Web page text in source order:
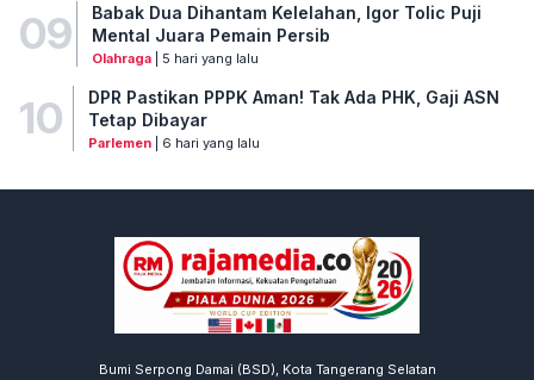
09
Babak Dua Dihantam Kelelahan, Igor Tolic Puji
Mental Juara Pemain Persib
Olahraga| 5 hari yang lalu
10
DPR Pastikan PPPK Aman! Tak Ada PHK, Gaji ASN
Tetap Dibayar
Parlemen| 6 hari yang lalu
Bumi Serpong Damai (BSD), Kota Tangerang Selatan